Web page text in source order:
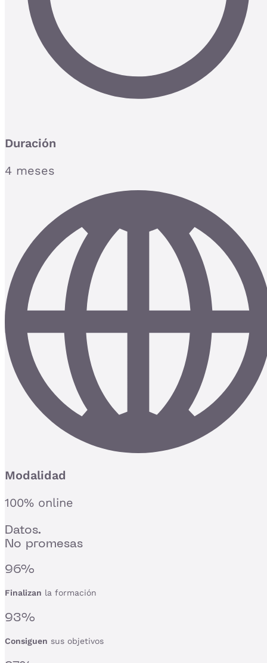
Duración
4 meses
Modalidad
100% online
Datos.
No promesas
96%
Finalizan la formación
93%
Consiguen sus objetivos